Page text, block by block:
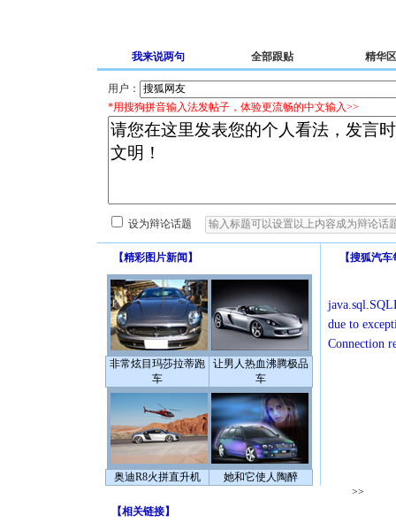
我来说两句 全部跟贴 精华区
用户：
*用搜狗拼音输入法发帖子，体验更流畅的中文输入>>
设为辩论话题
【精彩图片新闻 】
非常炫目玛莎拉蒂跑
车
让男人热血沸腾极品
车
奥迪R8火拼直升机 她和它使人陶醉
【搜狐汽车
due to
Connection
>>
【相关链接】